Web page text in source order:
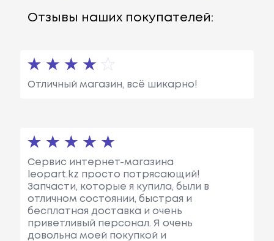
Отзывы наших покупателей:
Отличный магазин, всё шикарно!
Сервис интернет-магазина
leopart.kz просто потрясающий!
Запчасти, которые я купила, были в
отличном состоянии, быстрая и
бесплатная доставка и очень
приветливый персонал. Я очень
довольна моей покупкой и